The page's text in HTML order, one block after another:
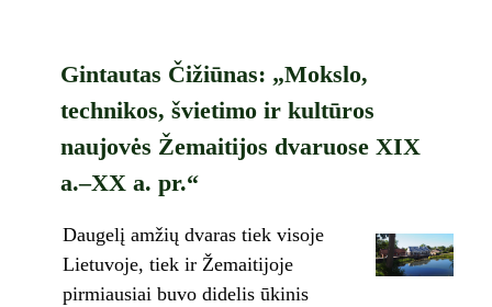
Gintautas Čižiūnas: „Mokslo,
technikos, švietimo ir kultūros
naujovės Žemaitijos dvaruose XIX
a.–XX a. pr.“
Daugelį amžių dvaras tiek visoje
Lietuvoje, tiek ir Žemaitijoje
pirmiausiai buvo didelis ūkinis